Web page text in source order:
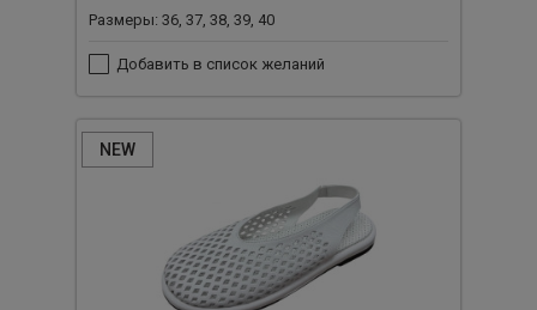
Размеры: 36, 37, 38, 39, 40
Добавить в список желаний
NEW